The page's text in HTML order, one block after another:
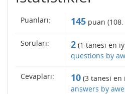
Puanları: 145 puan (108
Soruları: 2 (1 tanesi en
questions by
Cevapları: 10 (3 tanesi en
answers by